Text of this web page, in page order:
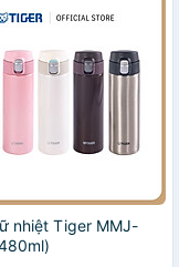
nhiệt Tiger MMJ-